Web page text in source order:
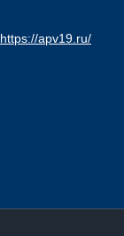
https://apv19.ru/